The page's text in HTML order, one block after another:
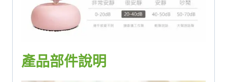
產品部件說明